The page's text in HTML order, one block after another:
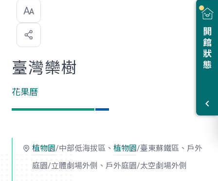
開館狀態
選
喜
歡
臺灣欒樹
花果曆
植物園/中部低海拔區、 植物園/臺東蘇鐵區、戶外
庭園/立體劇場外側、戶外庭園/太空劇場外側